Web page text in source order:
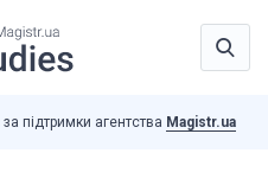
підтримки агентства Magistr.ua